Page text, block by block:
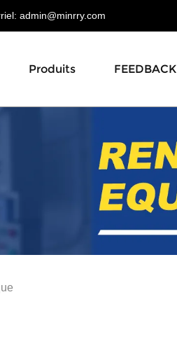
admin@minrry.com
Produits FEEDBACK